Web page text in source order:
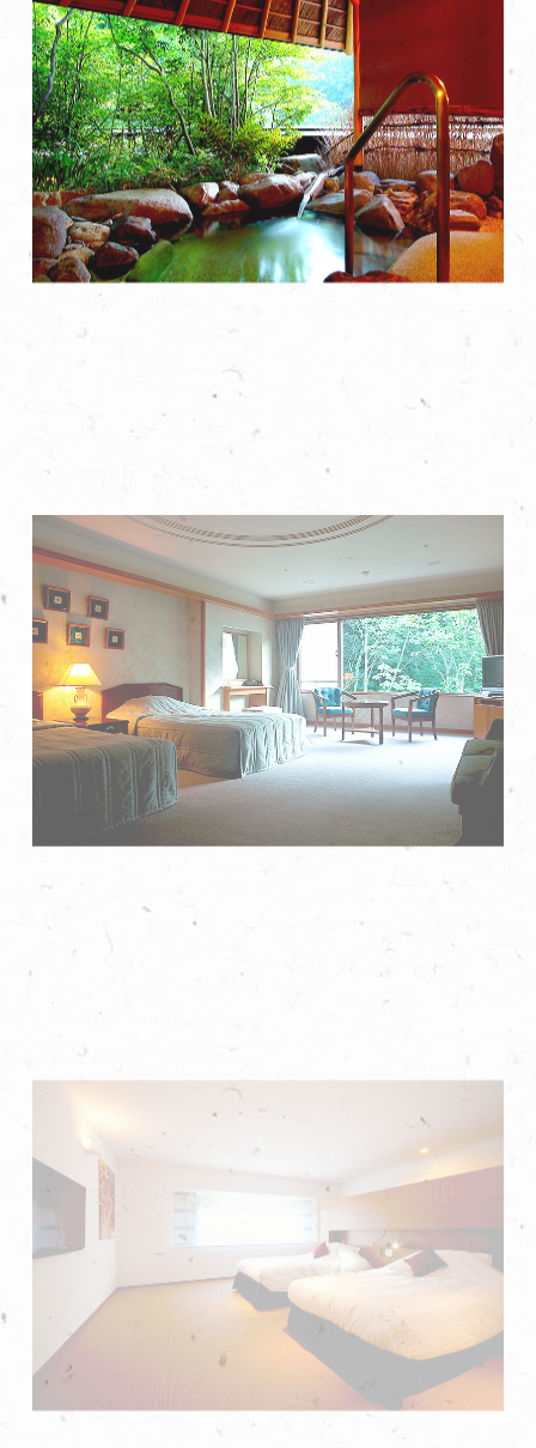
日式套房-桂月 附露天泡浴
寬敞的岩石風格私人露天浴池和花園
了解詳情
日式和西式套房